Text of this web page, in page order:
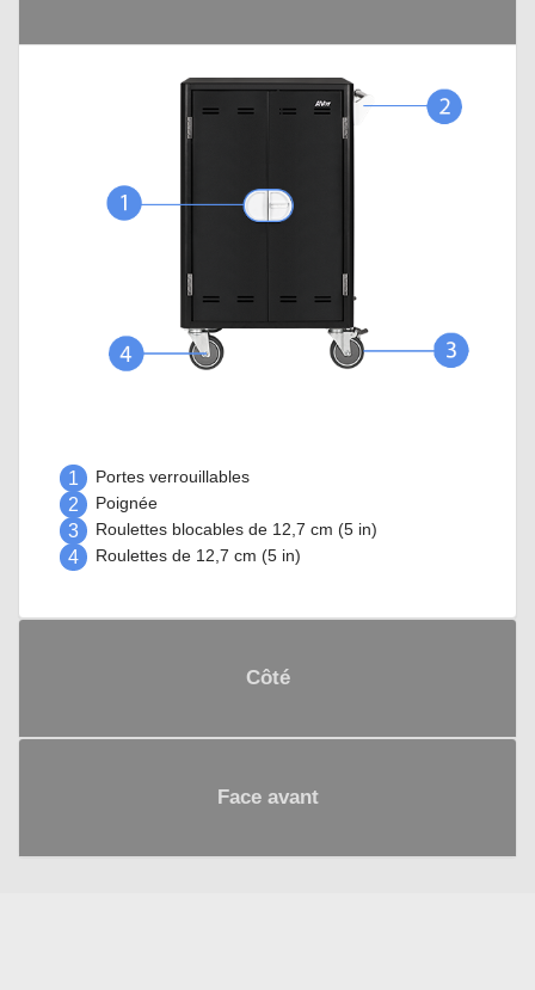
1 Portes verrouillables
2 Poignée
3 Roulettes blocables de 12,7 cm (5 in)
4 Roulettes de 12,7 cm (5 in)
Côté
Face avant